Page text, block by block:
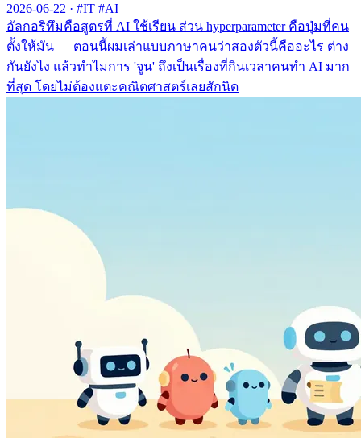
2026-06-22 · #IT #AI
อัลกอริทึมคือสูตรที่ AI ใช้เรียน ส่วน hyperparameter คือปุ่มที่คน
ตั้งให้มัน — ตอนนี้ผมเล่าแบบภาษาคนว่าสองตัวนี้คืออะไร ต่าง
กันยังไง แล้วทำไมการ 'จูน' ถึงเป็นเรื่องที่กินเวลาคนทำ AI มาก
ที่สุด โดยไม่ต้องแตะคณิตศาสตร์เลยสักนิด